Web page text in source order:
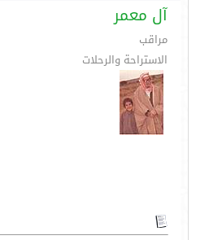
آل معمر
مراقب
الاستراحة والرحلات